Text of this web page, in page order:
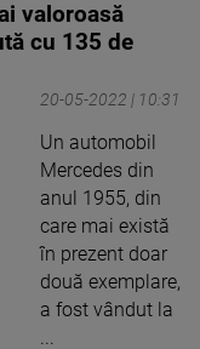
valoroasă
cu 135 de
20-05-2022 | 10:31
Un automobil
Mercedes din
anul 1955, din
care mai există
în prezent doar
două exemplare,
a fost vândut la
...